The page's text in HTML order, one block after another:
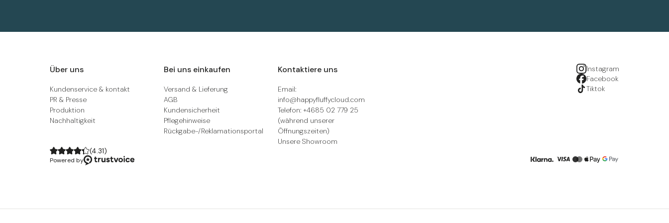
Über uns
Kundenservice & kontakt
PR & Presse
Produktion
Nachhaltigkeit
Bei uns einkaufen
Versand & Lieferung
AGB
Kundensicherheit
Pflegehinweise
Rückgabe-/Reklamationsportal
Kontaktiere uns
Email:
info@happyfluffycloud.com
Telefon: +4685 02 779 25
(während unserer
Öffnungszeiten)
Unsere Showroom
Instagram
Facebook
Tiktok
(4.31)
Powered by